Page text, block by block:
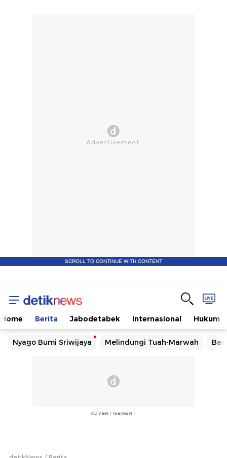
SCROLL TO CONTINUE WITH CONTENT
Home Berita Jabodetabek Internasional Hukum
Nyago Bumi Sriwijaya Melindungi Tuah-Marwah
ADVERTISEMENT